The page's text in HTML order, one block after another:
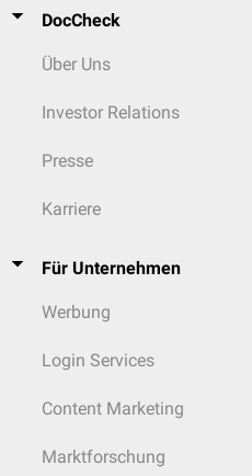
DocCheck
Über Uns
Investor Relations
Presse
Karriere
Für Unternehmen
Werbung
Login Services
Content Marketing
Marktforschung